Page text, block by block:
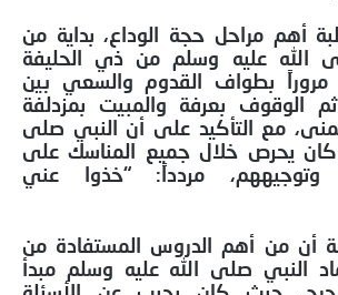
أهم مراحل حجة الوداع، بداية من
الله عليه وسلم من ذي الحليفة
مروراً بطواف القدوم والسعي بين
ثم الوقوف بعرفة والمبيت بمزدلفة
مع التأكيد على أن النبي صلى
كان يحرص خلال جميع المناسك على
وتوجيههم، مردداً: “خذوا عني
أن من أهم الدروس المستفادة من
النبي صلى الله عليه وسلم مبدأ